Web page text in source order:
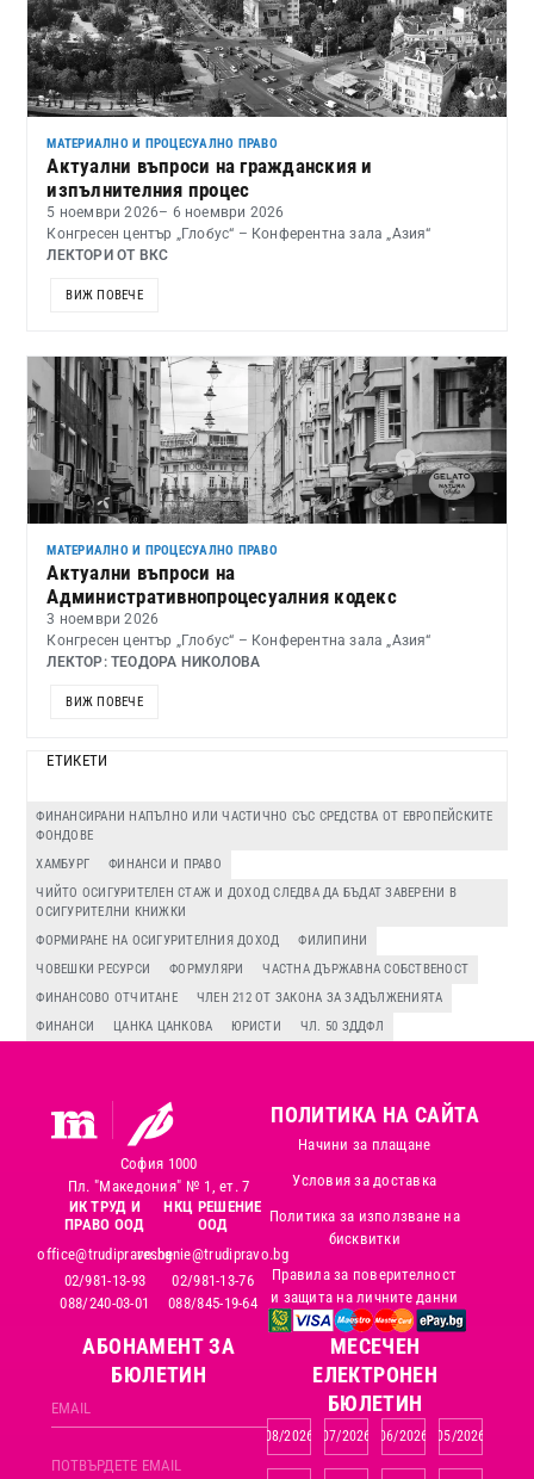
МАТЕРИАЛНО И ПРОЦЕСУАЛНО ПРАВО
Актуални въпроси на гражданския и
изпълнителния процес
5 ноември 2026– 6 ноември 2026
Конгресен център „Глобус“ – Конферентна зала „Азия“
ЛЕКТОРИ ОТ ВКС
ВИЖ ПОВЕЧЕ
МАТЕРИАЛНО И ПРОЦЕСУАЛНО ПРАВО
Актуални въпроси на
Административнопроцесуалния кодекс
3 ноември 2026
Конгресен център „Глобус“ – Конферентна зала „Азия“
ЛЕКТОР: ТЕОДОРА НИКОЛОВА
ВИЖ ПОВЕЧЕ
ЕТИКЕТИ
ФИНАНСИРАНИ НАПЪЛНО ИЛИ ЧАСТИЧНО СЪС СРЕДСТВА ОТ ЕВРОПЕЙСКИТЕ
ФОНДОВЕ
ХАМБУРГ
ФИНАНСИ И ПРАВО
ЧИЙТО ОСИГУРИТЕЛЕН СТАЖ И ДОХОД СЛЕДВА ДА БЪДАТ ЗАВЕРЕНИ В
ОСИГУРИТЕЛНИ КНИЖКИ
ФОРМИРАНЕ НА ОСИГУРИТЕЛНИЯ ДОХОД
ФИЛИПИНИ
ЧОВЕШКИ РЕСУРСИ
ФОРМУЛЯРИ
ЧАСТНА ДЪРЖАВНА СОБСТВЕНОСТ
ФИНАНСОВО ОТЧИТАНЕ
ЧЛЕН 212 ОТ ЗАКОНА ЗА ЗАДЪЛЖЕНИЯТА
ФИНАНСИ
ЦАНКА ЦАНКОВА ЮРИСТИ ЧЛ. 50 ЗДДФЛ
София 1000
Пл. "Македония" № 1, ет. 7
ИК ТРУД И
ПРАВО ООД
office@trudipravo.bg
02/981-13-93
088/240-03-01
НКЦ РЕШЕНИЕ
ООД
reshenie@trudipravo.bg
02/981-13-76
088/845-19-64
ПОЛИТИКА НА САЙТА
Начини за плащане
Условия за доставка
Политика за използване на
бисквитки
Правила за поверителност
и защита на личните данни
АБОНАМЕНТ ЗА
БЮЛЕТИН
MЕСЕЧЕН
ЕЛЕКТРОНЕН
БЮЛЕТИН
08/2026 07/2026 06/2026 05/2026